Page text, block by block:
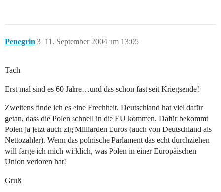
Penegrin 11. September 2004 um 13:05
3
Tach
Erst mal sind es 60 Jahre…und das schon fast seit Kriegsende!
Zweitens finde ich es eine Frechheit. Deutschland hat viel dafür
getan, dass die Polen schnell in die EU kommen. Dafür bekommt
Polen ja jetzt auch zig Milliarden Euros (auch von Deutschland als
Nettozahler). Wenn das polnische Parlament das echt durchziehen
will farge ich mich wirklich, was Polen in einer Europäischen
Union verloren hat!
Gruß